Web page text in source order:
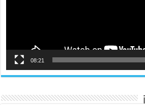
08:21